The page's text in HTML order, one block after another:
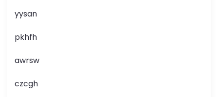
yysan
pkhfh
awrsw
czcgh